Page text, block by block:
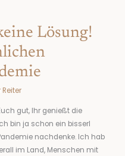
Lösung!
gut, Ihr genießt die
bin ja schon ein bisserl
nachdenke. Ich hab
im Land, Menschen mit